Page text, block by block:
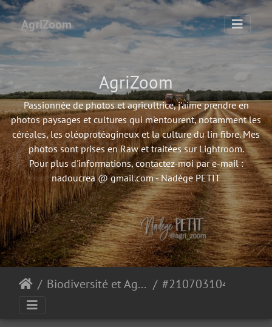
AgriZoom
AgriZoom
Passionnée de photos et agricultrice, j'aime prendre en
photos paysages et cultures qui m'entourent, notamment les
céréales, les oléoprotéagineux et la culture du lin fibre. Mes
photos sont prises en Raw et traitées sur Lightroom.
Pour plus d'informations, contactez-moi par e-mail :
nadoucrea @ gmail.com - Nadège PETIT
Biodiversité et Agroécologie